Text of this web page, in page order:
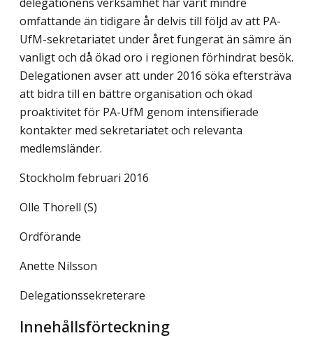
omfattande än tidigare år delvis till följd av att PA-
UfM-sekretariatet under året fungerat än sämre än
vanligt och då ökad oro i regionen förhindrat besök.
Delegationen avser att under 2016 söka eftersträva
att bidra till en bättre organisation och ökad
proaktivitet för PA-UfM genom intensifierade
kontakter med sekretariatet och relevanta
medlemsländer.
Stockholm februari 2016
Olle Thorell (S)
Ordförande
Anette Nilsson
Delegationssekreterare
Innehållsförteckning